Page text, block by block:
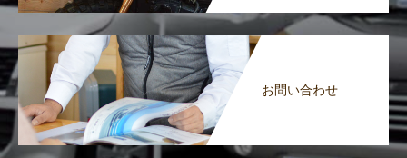
お問い合わせ